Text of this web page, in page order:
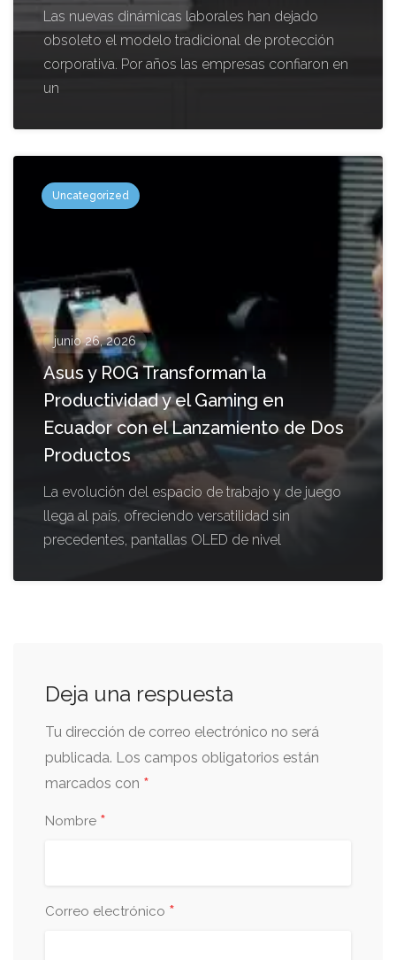
Las nuevas dinámicas laborales han dejado
obsoleto el modelo tradicional de protección
corporativa. Por años las empresas confiaron en
un
Uncategorized
junio 26, 2026
Asus y ROG Transforman la
Productividad y el Gaming en
Ecuador con el Lanzamiento de Dos
Productos
La evolución del espacio de trabajo y de juego
llega al país, ofreciendo versatilidad sin
precedentes, pantallas OLED de nivel
Deja una respuesta
Tu dirección de correo electrónico no será
publicada. Los campos obligatorios están
marcados con *
Nombre *
Correo electrónico *